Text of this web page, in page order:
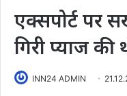
एक्सपोर्ट पर
गिरी प्याज
INN24 ADMIN